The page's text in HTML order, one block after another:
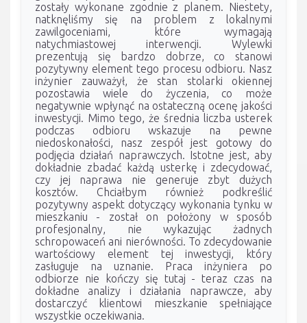
zostały wykonane zgodnie z planem. Niestety,
natknęliśmy się na problem z lokalnymi
zawilgoceniami, które wymagają
natychmiastowej interwencji. Wylewki
prezentują się bardzo dobrze, co stanowi
pozytywny element tego procesu odbioru. Nasz
inżynier zauważył, że stan stolarki okiennej
pozostawia wiele do życzenia, co może
negatywnie wpłynąć na ostateczną ocenę jakości
inwestycji. Mimo tego, że średnia liczba usterek
podczas odbioru wskazuje na pewne
niedoskonałości, nasz zespół jest gotowy do
podjęcia działań naprawczych. Istotne jest, aby
dokładnie zbadać każdą usterkę i zdecydować,
czy jej naprawa nie generuje zbyt dużych
kosztów. Chciałbym również podkreślić
pozytywny aspekt dotyczący wykonania tynku w
mieszkaniu - został on położony w sposób
profesjonalny, nie wykazując żadnych
schropowaceń ani nierówności. To zdecydowanie
wartościowy element tej inwestycji, który
zasługuje na uznanie. Praca inżyniera po
odbiorze nie kończy się tutaj - teraz czas na
dokładne analizy i działania naprawcze, aby
dostarczyć klientowi mieszkanie spełniające
wszystkie oczekiwania.